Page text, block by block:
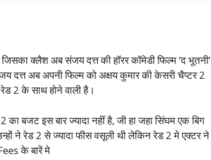
क्लैश अब संजय दत्त की हॉरर कॉमेडी फिल्म ‘द भूतनी’
दत्त अब अपनी फिल्म को अक्षय कुमार की केसरी चैप्टर 2
2 के साथ होने वाली है।
बजट इस बार ज्यादा नहीं है, जी हा जहा सिंघम एक बिग
ने रेड 2 से ज्यादा फीस वसूली थी लेकिन रेड 2 मे एक्टर ने
के बारें मे